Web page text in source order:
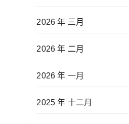
2026 年 三月
2026 年 二月
2026 年 一月
2025 年 十二月